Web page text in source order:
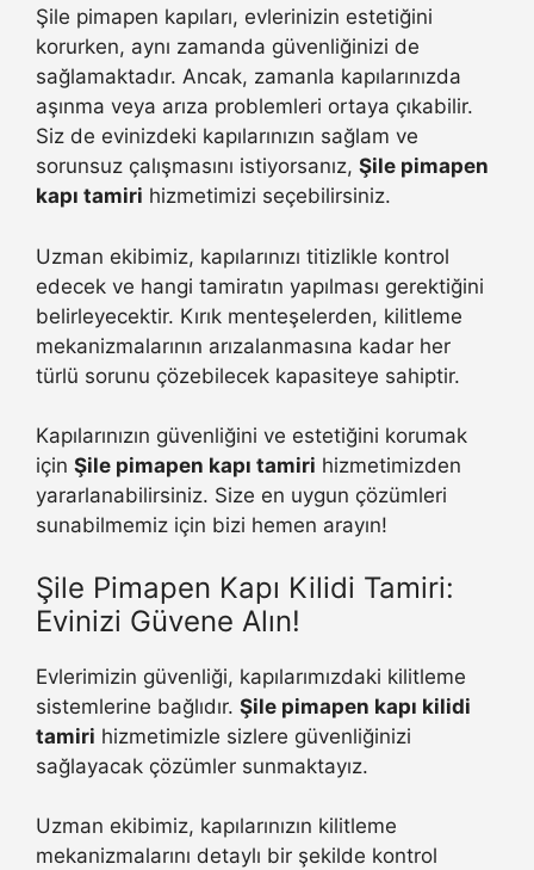
Şile pimapen kapıları, evlerinizin estetiğini
korurken, aynı zamanda güvenliğinizi de
sağlamaktadır. Ancak, zamanla kapılarınızda
aşınma veya arıza problemleri ortaya çıkabilir.
Siz de evinizdeki kapılarınızın sağlam ve
sorunsuz çalışmasını istiyorsanız, Şile pimapen
kapı tamiri hizmetimizi seçebilirsiniz.
Uzman ekibimiz, kapılarınızı titizlikle kontrol
edecek ve hangi tamiratın yapılması gerektiğini
belirleyecektir. Kırık menteşelerden, kilitleme
mekanizmalarının arızalanmasına kadar her
türlü sorunu çözebilecek kapasiteye sahiptir.
Kapılarınızın güvenliğini ve estetiğini korumak
için Şile pimapen kapı tamiri hizmetimizden
yararlanabilirsiniz. Size en uygun çözümleri
sunabilmemiz için bizi hemen arayın!
Şile Pimapen Kapı Kilidi Tamiri:
Evinizi Güvene Alın!
Evlerimizin güvenliği, kapılarımızdaki kilitleme
sistemlerine bağlıdır. Şile pimapen kapı kilidi
tamiri hizmetimizle sizlere güvenliğinizi
sağlayacak çözümler sunmaktayız.
Uzman ekibimiz, kapılarınızın kilitleme
mekanizmalarını detaylı bir şekilde kontrol